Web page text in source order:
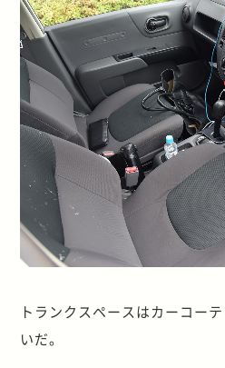
トランクスペースはカーコー
いだ。